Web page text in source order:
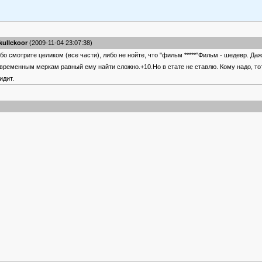
(2009-11-04 23:07:38)
смотрите целиком (все части), либо не нойте, что "фильм *****"Фильм - шедевр.
меркам равный ему найти сложно.+10.Но в стате не ставлю. Кому надо,